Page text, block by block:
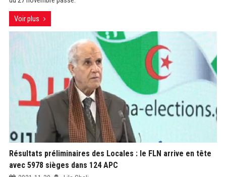
Voir plus
Résultats préliminaires des Locales : le FLN arrive en tête
avec 5978 sièges dans 124 APC